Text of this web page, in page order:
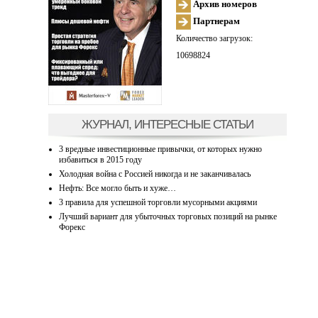
Архив номеров
Партнерам
Количество загрузок:
10698824
ЖУРНАЛ, ИНТЕРЕСНЫЕ СТАТЬИ
3 вредные инвестиционные привычки, от которых нужно
избавиться в 2015 году
Холодная война с Россией никогда и не заканчивалась
Нефть: Все могло быть и хуже…
3 правила для успешной торговли мусорными акциями
Лучший вариант для убыточных торговых позиций на рынке
Форекс